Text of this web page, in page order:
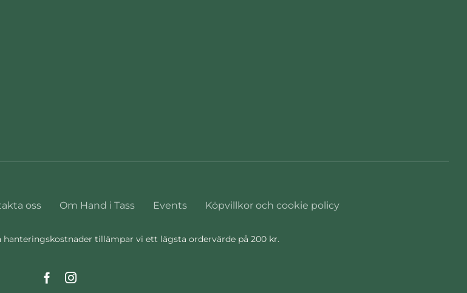
oss Om Hand i Tass Events Köpvillkor och cookie policy
tillämpar vi ett lägsta ordervärde på 200 kr.